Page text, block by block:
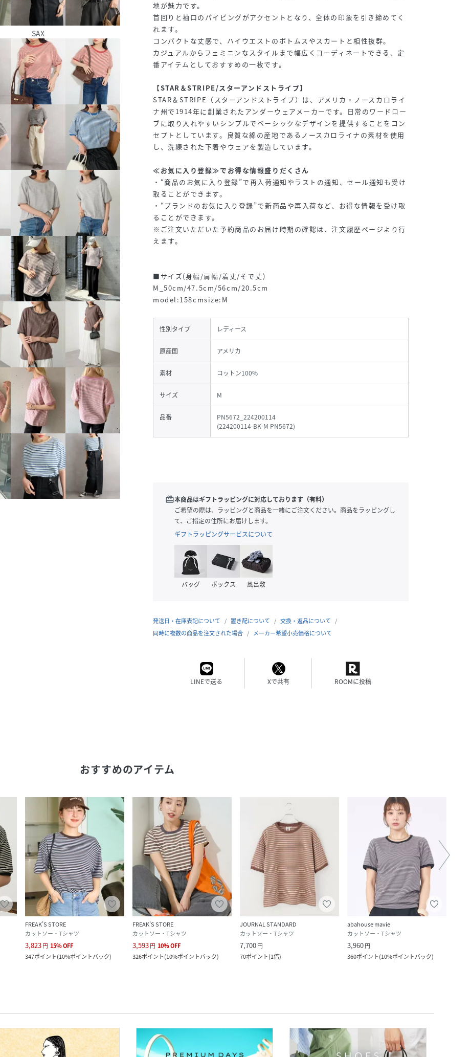
SAX
地が魅力です。
首回りと袖口のパイピングがアクセントとなり、全体の印象を引き締めてく
れます。
コンパクトな丈感で、ハイウエストのボトムスやスカートと相性抜群。
カジュアルからフェミニンなスタイルまで幅広くコーディネートできる、定
番アイテムとしておすすめの一枚です。
【STAR＆STRIPE/スターアンドストライプ】
STAR＆STRIPE（スターアンドストライプ）は、アメリカ・ノースカロライ
ナ州で1914年に創業されたアンダーウェアメーカーです。日常のワードロー
ブに取り入れやすいシンプルでベーシックなデザインを提供することをコン
セプトとしています。良質な綿の産地であるノースカロライナの素材を使用
し、洗練された下着やウェアを製造しています。
≪お気に入り登録≫でお得な情報盛りだくさん
・“商品のお気に入り登録”で再入荷通知やラストの通知、セール通知も受け
取ることができます。
・“ブランドのお気に入り登録”で新商品や再入荷など、お得な情報を受け取
ることができます。
※ご注文いただいた予約商品のお届け時期の確認は、注文履歴ページより行
えます。
■サイズ(身幅/肩幅/着丈/そで丈)
M_50cm/47.5cm/56cm/20.5cm
model:158cmsize:M
性別タイプ レディース
原産国 アメリカ
素材 コットン100%
サイズ M
品番
PN5672_224200114
(224200114-BK-M PN5672)
redeem本商品はギフトラッピングに対応しております（有料）
ご希望の際は、ラッピングと商品を一緒にご注文ください。商品をラッピングし
て、ご指定の住所にお届けします。
ギフトラッピングサービスについて
バッグ ボックス 風呂敷
発送日・在庫表記について 置き配について
交換・返品について
同時に複数の商品を注文された場合
メーカー希望小売価格について
LINEで送る Xで共有 ROOMに投稿
おすすめのアイテム
FREAK’S STORE
カットソー・Tシャツ
3,823円 15%OFF
347ポイント(10%ポイントバック)
FREAK’S STORE
カットソー・Tシャツ
3,593円 10%OFF
326ポイント(10%ポイントバック)
JOURNAL STANDARD
カットソー・Tシャツ
7,700円
70ポイント(1倍)
abahouse mavie
カットソー・Tシャツ
3,960円
360ポイント(10%ポイントバック)